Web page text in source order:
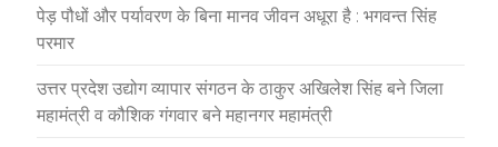
पेड़ पौधों और पर्यावरण के बिना मानव जीवन अधूरा है : भगवन्त सिंह
परमार
उत्तर प्रदेश उद्योग व्यापार संगठन के ठाकुर अखिलेश सिंह बने जिला
महामंत्री व कौशिक गंगवार बने महानगर महामंत्री